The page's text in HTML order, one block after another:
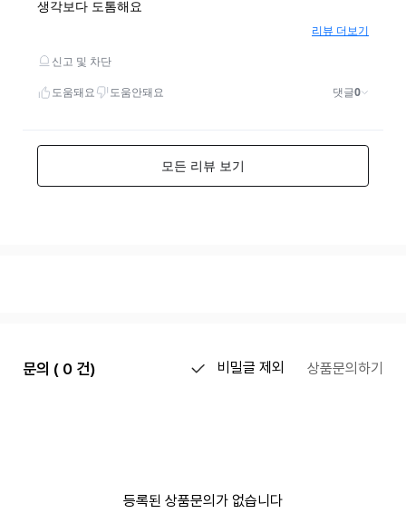
문의 ( 0 건) 비밀글 제외 상품문의하기
등록된 상품문의가 없습니다